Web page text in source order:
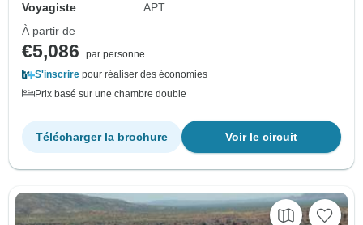
Voyagiste
APT
À partir de
€5,086
par personne
S'inscrire pour réaliser des économies
Prix basé sur une chambre double
Voir le circuit
Télécharger la brochure